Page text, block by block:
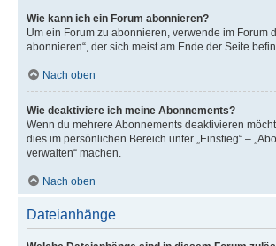
Wie kann ich ein Forum abonnieren?
Um ein Forum zu abonnieren, verwende im Forum
abonnieren“, der sich meist am Ende der Seite
Nach oben
Wie deaktiviere ich meine Abonnements?
Wenn du mehrere Abonnements deaktivieren
dies im persönlichen Bereich unter „Einstieg“ –
verwalten“ machen.
Nach oben
Dateianhänge